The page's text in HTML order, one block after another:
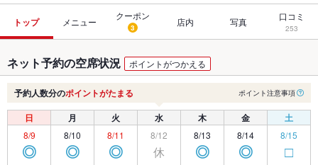
トップ メニュー
クーポン
3 店内 写真 口コミ
253
ネット予約の空席状況 ポイントがつかえる
予約人数分のポイントがたまる ポイント注意事項
日 月 火 水 木 金 土
8/9
◎
8/10
◎
8/11
◎
8/12
休
8/13
◎
8/14
◎
8/15
□